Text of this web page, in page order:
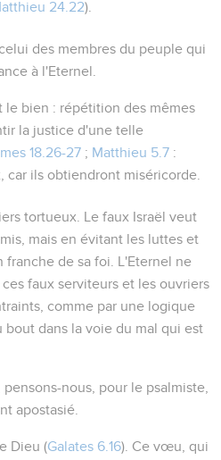
24.22).
des membres du peuple qui
à l'Eternel.
le bien : répétition des mêmes
la justice d'une telle
18.26-27 ; Matthieu 5.7 :
car ils obtiendront miséricorde
tortueux . Le faux Israël veut
mais en évitant les luttes et
de sa foi. L'Eternel ne
faux serviteurs et les ouvriers
comme par une logique
bout dans la voie du mal qui est
pensons-nous, pour le psalmiste,
apostasié.
Dieu (Galates 6.16). Ce vœu, qui